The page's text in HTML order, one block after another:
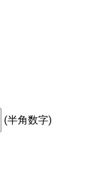
(半角数字)